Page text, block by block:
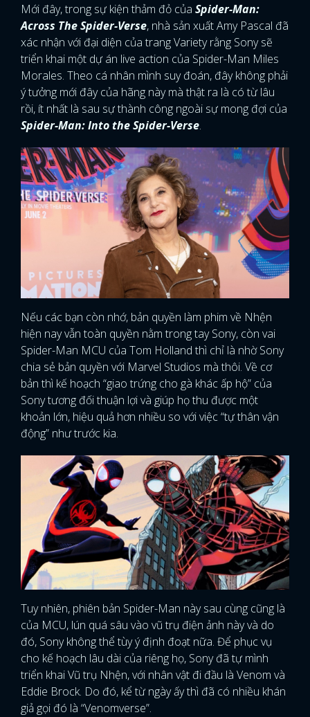
Mới đây, trong sự kiện thảm đỏ của Spider-Man:
Across The Spider-Verse, nhà sản xuất Amy Pascal đã
xác nhận với đại diện của trang Variety rằng Sony sẽ
triển khai một dự án live action của Spider-Man Miles
Morales. Theo cá nhân mình suy đoán, đây không phải
ý tưởng mới đây của hãng này mà thật ra là có từ lâu
rồi, ít nhất là sau sự thành công ngoài sự mong đợi của
Spider-Man: Into the Spider-Verse.
Nếu các bạn còn nhớ, bản quyền làm phim về Nhện
hiện nay vẫn toàn quyền nằm trong tay Sony, còn vai
Spider-Man MCU của Tom Holland thì chỉ là nhờ Sony
chia sẻ bản quyền với Marvel Studios mà thôi. Về cơ
bản thì kế hoạch “giao trứng cho gà khác ấp hộ” của
Sony tương đối thuận lợi và giúp họ thu được một
khoản lớn, hiệu quả hơn nhiều so với việc “tự thân vận
động” như trước kia.
Tuy nhiên, phiên bản Spider-Man này sau cùng cũng là
của MCU, lún quá sâu vào vũ trụ điện ảnh này và do
đó, Sony không thể tùy ý định đoạt nữa. Để phục vụ
cho kế hoạch lâu dài của riêng họ, Sony đã tự mình
triển khai Vũ trụ Nhện, với nhân vật đi đầu là Venom và
Eddie Brock. Do đó, kể từ ngày ấy thì đã có nhiều khán
giả gọi đó là “Venomverse”.